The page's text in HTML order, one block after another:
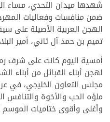
ضمن منافسات وفعاليات
الهجن العربية الأصيلة
تميم بن حمد آل ثاني، أمير
أمسية اليوم كانت على شرف
لهجن أبناء القبائل من أبناء
مجلس التعاون الخليجي، في
ملؤه الحب والأخوة
وأغلى وأقوى ختاميات الموسم